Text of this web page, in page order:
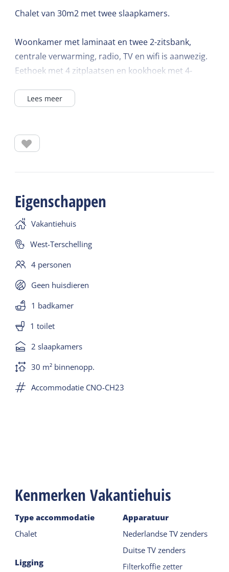
Chalet van 30m2 met twee slaapkamers.
Woonkamer met laminaat en twee 2-zitsbank,
centrale verwarming, radio, TV en wifi is aanwezig.
Eethoek met 4 zitplaatsen en kookhoek met 4-
apparaat.
2. 2 x 1 persoons bedden van 80 bij 200.
dekbedden.
Kindermeubilair is op aanvraag.
Een huisdier is niet toegestaan.
Terras met tuinstoelen en er is centrale
parkeerplaats voor de auto.
Lees meer
Eigenschappen
Vakantiehuis
West-Terschelling
4 personen
Geen huisdieren
1 badkamer
1 toilet
2 slaapkamers
30 m² binnenopp.
Accommodatie CNO-CH23
Kenmerken Vakantiehuis
Type accommodatie
Chalet
Ligging
Apparatuur
Nederlandse TV zenders
Duitse TV zenders
Filterkoffie zetter